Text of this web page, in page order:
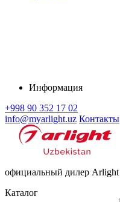
Информация
+998 90 352 17 02
info@myarlight.uz Контакты
официальный дилер Arlight
Каталог